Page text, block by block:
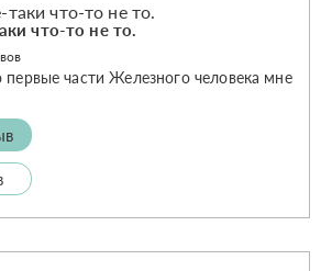
что-то не то.
первые части Железного человека мне